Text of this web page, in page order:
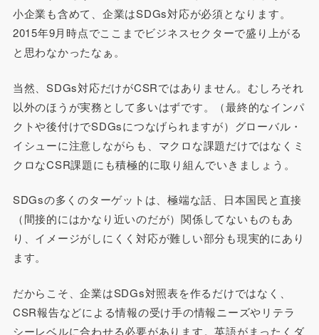
小企業も含めて、企業はSDGs対応が必須となります。
2015年9月時点でここまでビジネスセクターで盛り上がる
と思わなかったなぁ。
当然、SDGs対応だけがCSRではありません。むしろそれ
以外のほうが実務として多いはずです。（最終的なインパ
クトや後付けでSDGsにつなげられますが）グローバル・
イシューに注意しながらも、マクロな課題だけではなくミ
クロなCSR課題にも積極的に取り組んでいきましょう。
SDGsの多くのターゲットは、極端な話、日本国民と直接
（間接的にはかなり近いのだが）関係してないものもあ
り、イメージがしにくく対応が難しい部分も現実的にあり
ます。
だからこそ、企業はSDGs対照表を作るだけではなく、
CSR報告などによる情報の受け手の情報ニーズやリテラ
シーレベルに合わせる必要があります。英語がまったくダ